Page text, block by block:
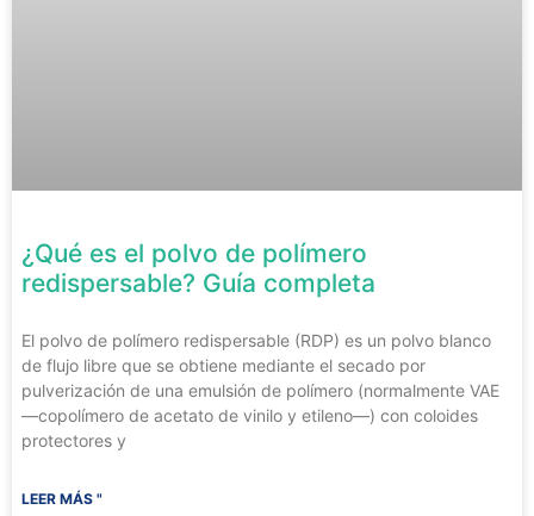
¿Qué es el polvo de polímero
redispersable? Guía completa
El polvo de polímero redispersable (RDP) es un polvo blanco
de flujo libre que se obtiene mediante el secado por
pulverización de una emulsión de polímero (normalmente VAE
—copolímero de acetato de vinilo y etileno—) con coloides
protectores y
LEER MÁS "